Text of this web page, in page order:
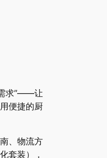
求”——让
便捷的厨
、物流方
套装），